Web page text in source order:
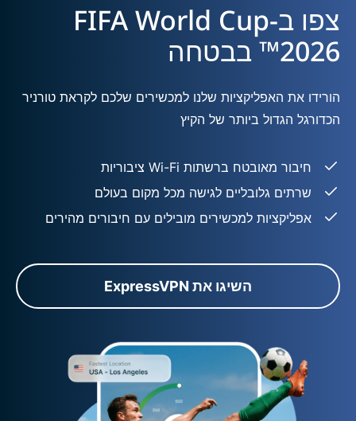
צפו ב-FIFA World Cup
2026™ בבטחה
הורידו את האפליקציות שלנו למכשירים שלכם לקראת טורניר
הכדורגל הגדול ביותר של הקיץ
חיבור מאובטח ברשתות Wi-Fi ציבוריות
שרתים גלובליים לגישה מכל מקום בעולם
אפליקציות למכשירים מובילים עם חיבורים מהירים
השיגו את ExpressVPN